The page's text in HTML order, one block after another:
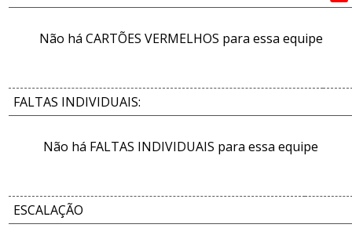
Não há CARTÕES VERMELHOS para essa equipe
FALTAS INDIVIDUAIS:
Não há FALTAS INDIVIDUAIS para essa equipe
ESCALAÇÃO